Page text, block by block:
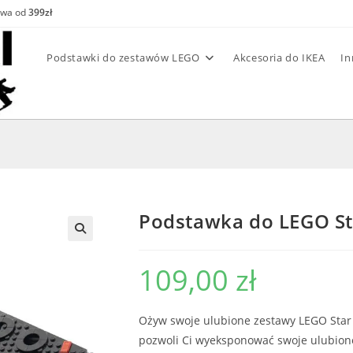
od399zł
Podstawki do zestawów LEGO Akcesoria do IKEA
Podstawka do LEGO
109,00 zł
Ożyw swoje ulubione zestawy LEGO
pozwoli Ci wyeksponować swoje